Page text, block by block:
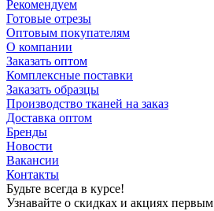
Рекомендуем
Готовые отрезы
Оптовым покупателям
О компании
Заказать оптом
Комплексные поставки
Заказать образцы
Производство тканей на заказ
Доставка оптом
Бренды
Новости
Вакансии
Контакты
Будьте всегда в курсе!
Узнавайте о скидках и акциях первым